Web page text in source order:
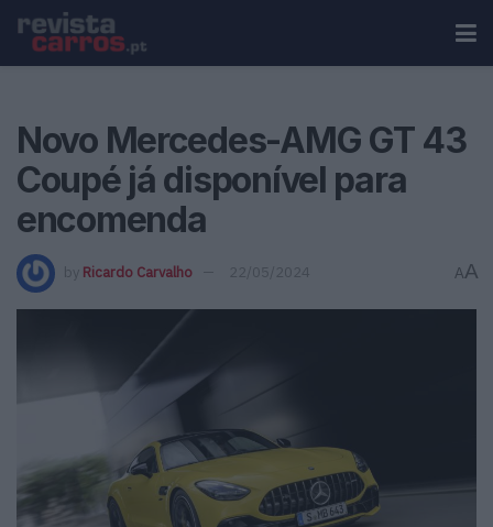
Novo Mercedes-AMG GT 43
Coupé já disponível para
encomenda
by Ricardo Carvalho 22/05/2024 AA